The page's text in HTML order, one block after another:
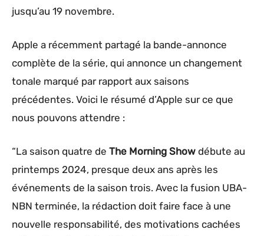
jusqu’au 19 novembre.
Apple a récemment partagé la bande-annonce
complète de la série, qui annonce un changement
tonale marqué par rapport aux saisons
précédentes. Voici le résumé d’Apple sur ce que
nous pouvons attendre :
“La saison quatre de The Morning Show débute au
printemps 2024, presque deux ans après les
événements de la saison trois. Avec la fusion UBA-
NBN terminée, la rédaction doit faire face à une
nouvelle responsabilité, des motivations cachées